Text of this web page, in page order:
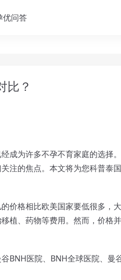
优问答
比？
为许多不孕不育家庭的选择
注的焦点。本文将为您科普泰
格相比欧美国家要低很多，
植、药物等费用。然而，价格
医院、BNH全球医院、曼